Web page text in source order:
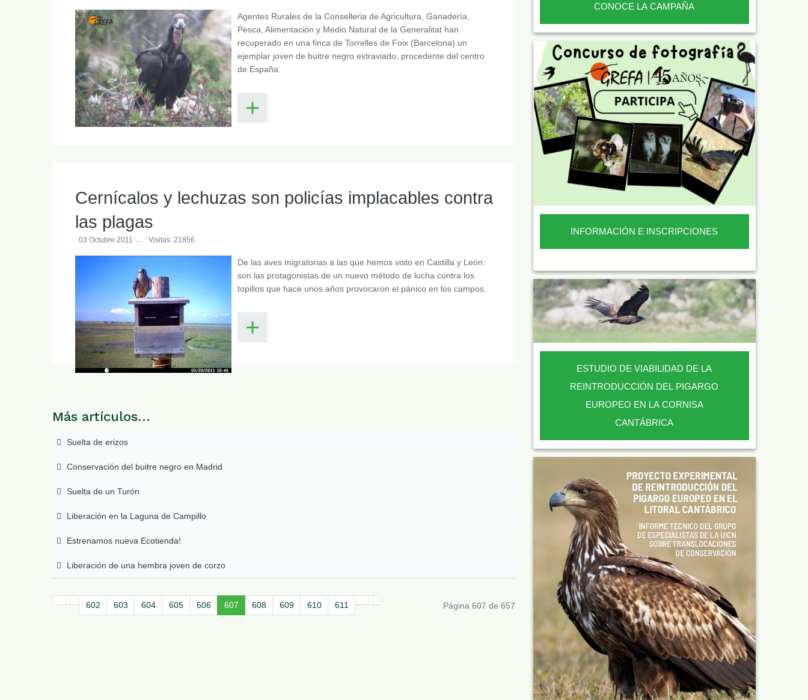
Agentes Rurales de la Conselleria de Agricultura, Ganadería,
Pesca, Alimentación y Medio Natural de la Generalitat han
recuperado en una finca de Torrelles de Foix (Barcelona) un
ejemplar joven de buitre negro extraviado, procedente del centro
de España.
Cernícalos y lechuzas son policías implacables contra
las plagas
03 Octubre 2011 Visitas: 21856
De las aves migratorias a las que hemos visto en Castilla y León:
son las protagonistas de un nuevo método de lucha contra los
topillos que hace unos años provocaron el pánico en los campos.
Más artículos…
Suelta de erizos
Conservación del buitre negro en Madrid
Suelta de un Turón
Liberación en la Laguna de Campillo
Estrenamos nueva Ecotienda!
Liberación de una hembra joven de corzo
602 603 604 605 606 607 608 609 610 611 Página 607 de 657
CONOCE LA CAMPAÑA
INFORMACIÓN E INSCRIPCIONES
ESTUDIO DE VIABILIDAD DE LA
REINTRODUCCIÓN DEL PIGARGO
EUROPEO EN LA CORNISA
CANTÁBRICA